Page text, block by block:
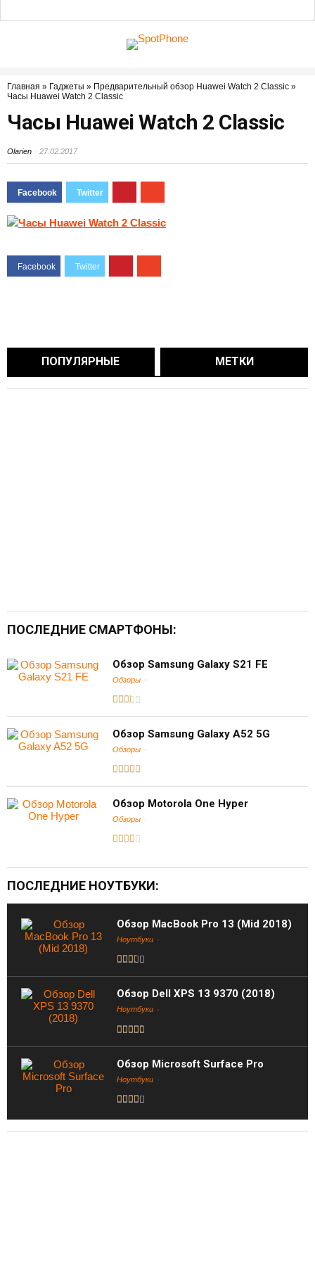
Главная » Гаджеты » Предварительный обзор Huawei Watch 2 Classic »
Часы Huawei Watch 2 Classic
Часы Huawei Watch 2 Classic
Olarien 27.02.2017
ПОПУЛЯРНЫЕ МЕТКИ
ПОСЛЕДНИЕ СМАРТФОНЫ:
Обзор Samsung Galaxy S21 FE
Обзоры
Обзор Samsung Galaxy A52 5G
Обзоры
Обзор Motorola One Hyper
Обзоры
ПОСЛЕДНИЕ НОУТБУКИ:
Обзор MacBook Pro 13 (Mid 2018)
Ноутбуки
Обзор Dell XPS 13 9370 (2018)
Ноутбуки
Обзор Microsoft Surface Pro
Ноутбуки